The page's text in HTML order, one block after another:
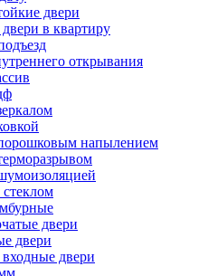
двери
в квартиру
открывания
напылением
двери
двери
двери